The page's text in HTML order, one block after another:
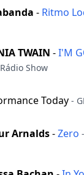
- Ritmo
TWAIN -I'M
Show
Today -
Arnalds-Zero